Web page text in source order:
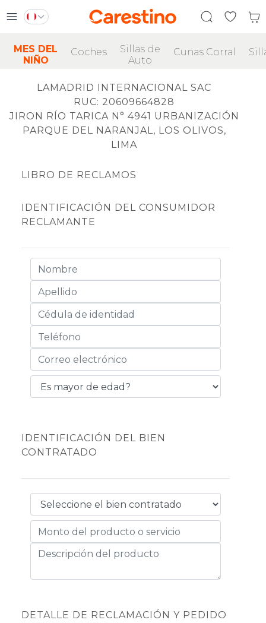
MES DEL
NIÑO
Coches
Sillas de
Auto
Cunas Corral
LAMADRID INTERNACIONAL SAC
RUC: 20609664828
JIRON RÍO TARICA N° 4941 URBANIZACIÓN
PARQUE DEL NARANJAL, LOS OLIVOS,
LIMA
LIBRO DE RECLAMOS
IDENTIFICACIÓN DEL CONSUMIDOR
RECLAMANTE
IDENTIFICACIÓN DEL BIEN
CONTRATADO
DETALLE DE RECLAMACIÓN Y PEDIDO